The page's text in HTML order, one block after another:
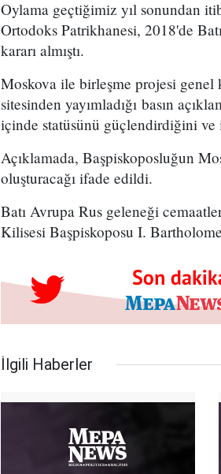
Oylama geçtiğimiz yıl sonundan
Ortodoks Patrikhanesi, 2018'de
kararı almıştı.
Moskova ile birleşme projesi genel
sitesinden yayımladığı basın
içinde statüsünü güçlendirdiğini
Açıklamada, Başpiskoposluğun
oluşturacağı ifade edildi.
Batı Avrupa Rus geleneği
Kilisesi Başpiskoposu I.
İlgili Haberler